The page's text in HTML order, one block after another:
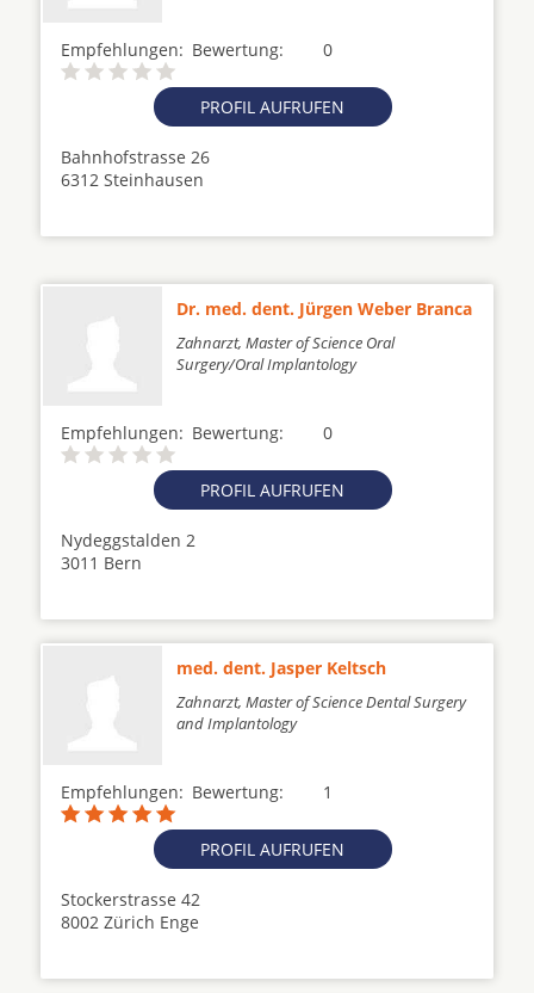
Empfehlungen: 0
Bewertung:
PROFIL AUFRUFEN
Bahnhofstrasse 26
6312 Steinhausen
Dr. med. dent. Jürgen Weber Branca
Zahnarzt, Master of Science Oral
Surgery/Oral Implantology
Empfehlungen: 0
Bewertung:
PROFIL AUFRUFEN
Nydeggstalden 2
3011 Bern
med. dent. Jasper Keltsch
Zahnarzt, Master of Science Dental Surgery
and Implantology
Empfehlungen: 1
Bewertung:
PROFIL AUFRUFEN
Stockerstrasse 42
8002 Zürich Enge